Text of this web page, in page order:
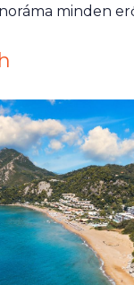
minden